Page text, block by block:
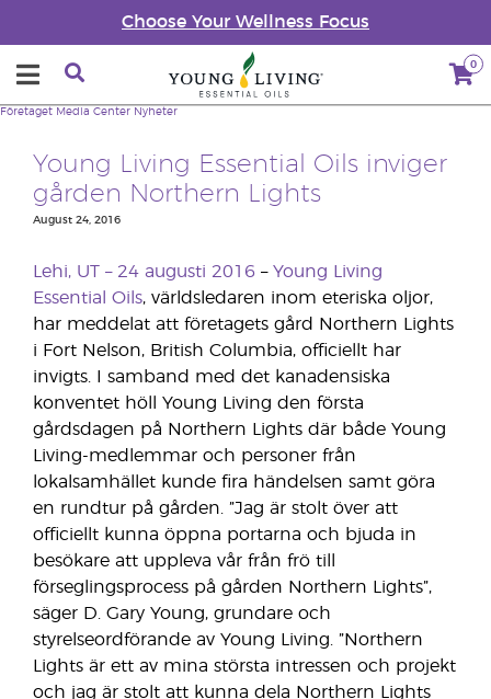
Choose Your Wellness Focus
0
Företaget Media Center Nyheter
Young Living Essential Oils inviger
gården Northern Lights
August 24, 2016
Lehi, UT – 24 augusti 2016 – Young Living
Essential Oils, världsledaren inom eteriska oljor,
har meddelat att företagets gård Northern Lights
i Fort Nelson, British Columbia, officiellt har
invigts. I samband med det kanadensiska
konventet höll Young Living den första
gårdsdagen på Northern Lights där både Young
Living-medlemmar och personer från
lokalsamhället kunde fira händelsen samt göra
en rundtur på gården. ”Jag är stolt över att
officiellt kunna öppna portarna och bjuda in
besökare att uppleva vår från frö till
förseglingsprocess på gården Northern Lights”,
säger D. Gary Young, grundare och
styrelseordförande av Young Living. ”Northern
Lights är ett av mina största intressen och projekt
och jag är stolt att kunna dela Northern Lights